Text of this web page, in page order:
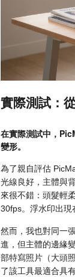
實際測試：
在實際測試中，
變形。
為了親自評估
光線良好，主體與
來很不錯：頭髮輕
30fps。浮水印出現
然而，我也對同一
進，但主體的邊緣
部特寫照片（大頭
了該工具最適合具